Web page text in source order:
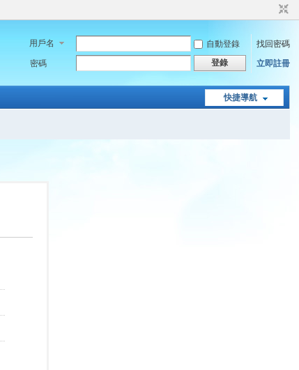
用戶名 自動登錄
找回密碼
密碼
登錄 立即註冊
快捷導航